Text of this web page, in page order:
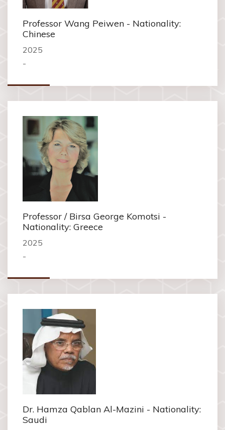
Professor Wang Peiwen - Nationality:
Chinese
2025
-
Professor / Birsa George Komotsi -
Nationality: Greece
2025
-
Dr. Hamza Qablan Al-Mazini - Nationality:
Saudi